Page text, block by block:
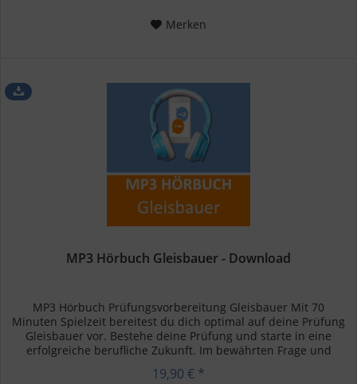
Merken
MP3 Hörbuch Gleisbauer - Download
MP3 Hörbuch Prüfungsvorbereitung Gleisbauer Mit 70
Minuten Spielzeit bereitest du dich optimal auf deine Prüfung
Gleisbauer vor. Bestehe deine Prüfung und starte in eine
erfolgreiche berufliche Zukunft. Im bewährten Frage und
Antwort...
19,90 € *